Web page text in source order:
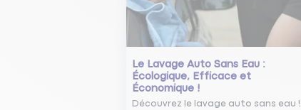
Le Lavage Auto Sans Eau :
Écologique, Efficace et
Économique !
Découvrez le lavage auto sans eau !